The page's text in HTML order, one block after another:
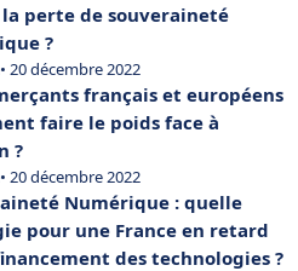
perte de souveraineté
?
• 20 décembre 2022
français et européens
faire le poids face à
?
• 20 décembre 2022
Numérique : quelle
pour une France en retard
des technologies ?